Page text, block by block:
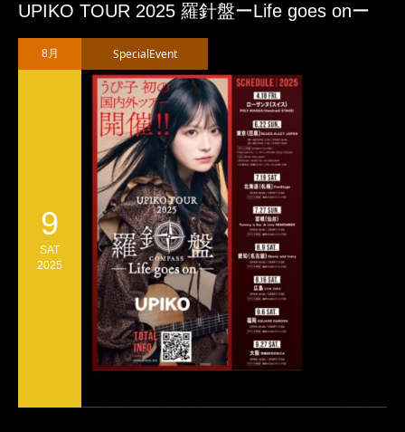
UPIKO TOUR 2025 羅針盤ーLife goes onー
8月
9
SAT
2025
SpecialEvent